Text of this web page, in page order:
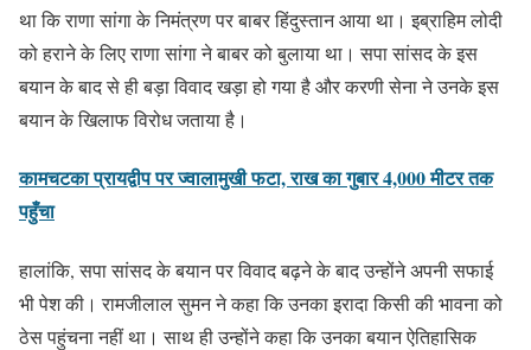
था कि राणा सांगा के निमंत्रण पर बाबर हिंदुस्तान आया था। इब्राहिम लोदी
को हराने के लिए राणा सांगा ने बाबर को बुलाया था। सपा सांसद के इस
बयान के बाद से ही बड़ा विवाद खड़ा हो गया है और करणी सेना ने उनके इस
बयान के खिलाफ विरोध जताया है।
कामचटका प्रायद्वीप पर ज्वालामुखी फटा, राख का गुबार 4,000 मीटर तक
पहुँचा
हालांकि, सपा सांसद के बयान पर विवाद बढ़ने के बाद उन्होंने अपनी सफाई
भी पेश की। रामजीलाल सुमन ने कहा कि उनका इरादा किसी की भावना को
ठेस पहुंचना नहीं था। साथ ही उन्होंने कहा कि उनका बयान ऐतिहासिक